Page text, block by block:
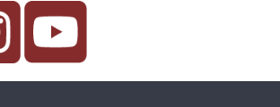
rahoille on oma
kuvitetussa keräilykansiossa,
Muumipeikko-rahan